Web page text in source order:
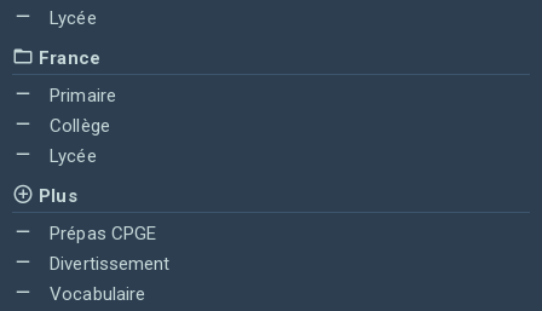
Lycée
France
Primaire
Collège
Lycée
Plus
Prépas CPGE
Divertissement
Vocabulaire